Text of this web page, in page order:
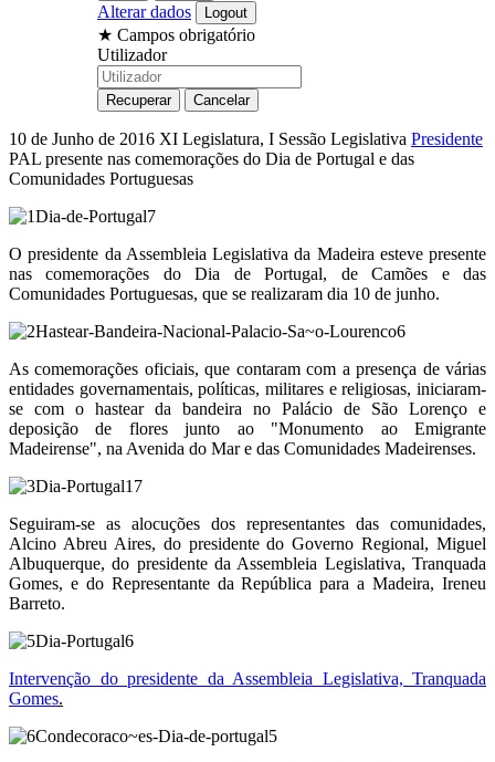
Alterar dados
★ Campos obrigatório
Utilizador
10 de Junho de 2016 XI Legislatura, I Sessão Legislativa Presidente
PAL presente nas comemorações do Dia de Portugal e das
Comunidades Portuguesas
O presidente da Assembleia Legislativa da Madeira esteve presente
nas comemorações do Dia de Portugal, de Camões e das
Comunidades Portuguesas, que se realizaram dia 10 de junho.
As comemorações oficiais, que contaram com a presença de várias
entidades governamentais, políticas, militares e religiosas, iniciaram-
se com o hastear da bandeira no Palácio de São Lorenço e
deposição de flores junto ao "Monumento ao Emigrante
Madeirense", na Avenida do Mar e das Comunidades Madeirenses.
Seguiram-se as alocuções dos representantes das comunidades,
Alcino Abreu Aires, do presidente do Governo Regional, Miguel
Albuquerque, do presidente da Assembleia Legislativa, Tranquada
Gomes, e do Representante da República para a Madeira, Ireneu
Barreto.
Intervenção do presidente da Assembleia Legislativa, Tranquada
Gomes.